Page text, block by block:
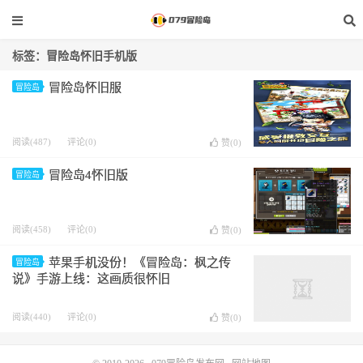
标签：冒险岛怀旧手机版
冒险岛 冒险岛怀旧服
阅读(487) 评论(0) 赞(0)
冒险岛 冒险岛4怀旧版
阅读(458) 评论(0) 赞(0)
冒险岛
苹果手机没份！《冒险岛：枫之传
说》手游上线：这画质很怀旧
阅读(440) 评论(0) 赞(0)